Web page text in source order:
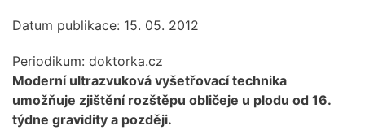
Datum publikace: 15. 05. 2012
Periodikum: doktorka.cz
Moderní ultrazvuková vyšetřovací technika
umožňuje zjištění rozštěpu obličeje u plodu od 16.
týdne gravidity a později.